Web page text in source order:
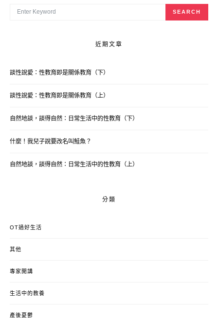
SEARCH
近期文章
談性說愛：性教育即是關係教育（下）
談性說愛：性教育即是關係教育（上）
自然地談，談得自然：日常生活中的性教育（下）
什麼！我兒子說要改名叫鮭魚？
自然地談，談得自然：日常生活中的性教育（上）
分類
OT過好生活
其他
專家開講
生活中的教養
產後憂鬱